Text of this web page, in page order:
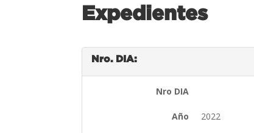
Expedientes
Nro. DIA:
Nro DIA
Año 2022